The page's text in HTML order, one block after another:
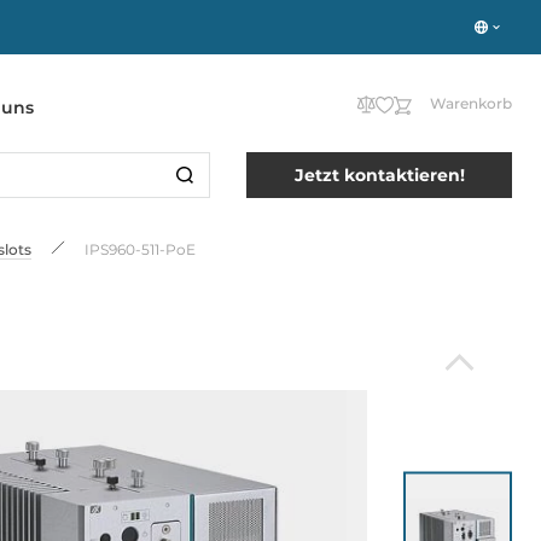
Warenkorb
Jetzt kontaktieren!
IPS960-511-PoE